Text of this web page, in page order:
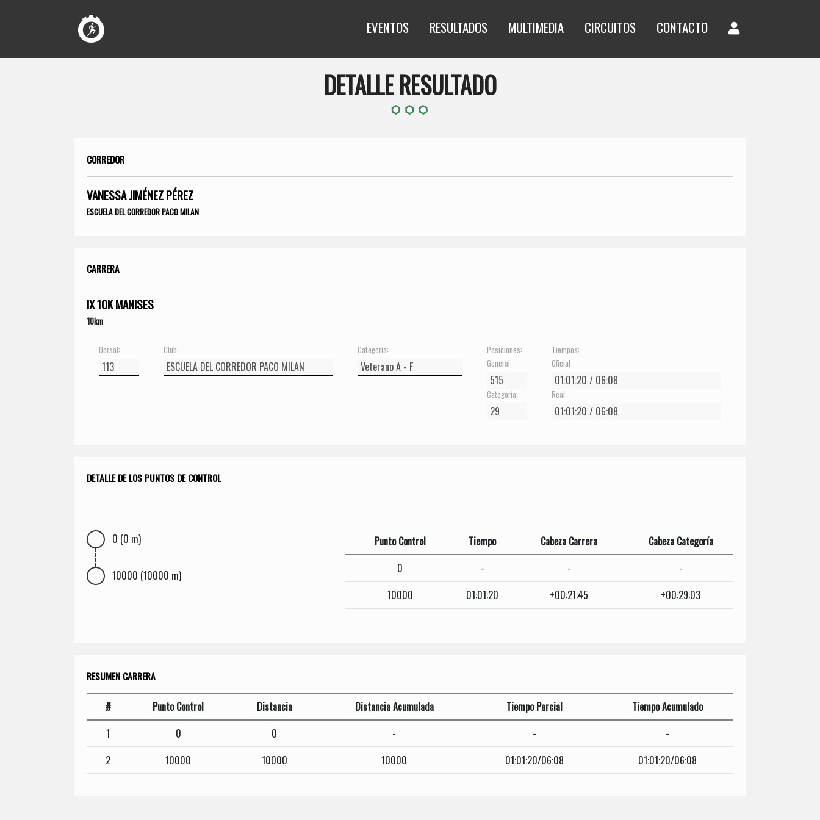
EVENTOS RESULTADOS MULTIMEDIA CIRCUITOS CONTACTO
DETALLE RESULTADO
CORREDOR
VANESSA JIMÉNEZ PÉREZ
ESCUELA DEL CORREDOR PACO MILAN
CARRERA
IX 10K MANISES
10km
Dorsal: Club: Categoría:
Posiciones:
General:
Categoría:
Tiempos:
Oficial:
Real:
DETALLE DE LOS PUNTOS DE CONTROL
0 (0 m)
10000 (10000 m)
Punto Control Tiempo Cabeza Carrera
Cabeza Categoría
0
- -
-
10000
01:01:20 +00:21:45 +00:29:03
RESUMEN CARRERA
# Punto Control Distancia Distancia Acumulada Tiempo Parcial
Tiempo Acumulado
1
0 0 - -
-
2
10000 10000 10000 01:01:20/06:08 01:01:20/06:08